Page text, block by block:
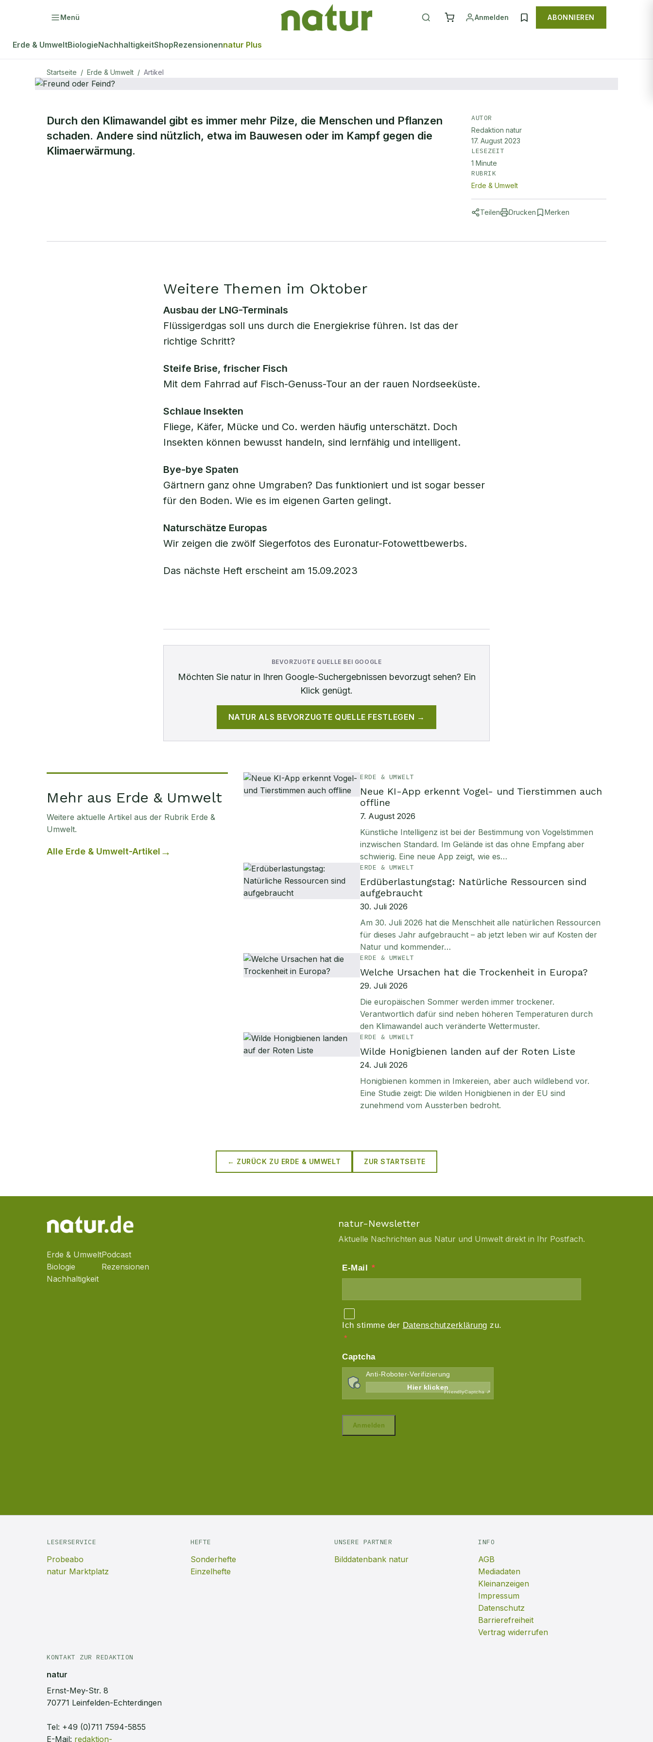
Menü Anmelden ABONNIEREN
Erde & UmweltBiologieNachhaltigkeitShopRezensionennatur Plus
Startseite / Erde & Umwelt / Artikel
ERDE & UMWELT
Freund oder
Durch den Klimawandel gibt es immer mehr Pilze, die Menschen und Pflanzen
schaden. Andere sind nützlich, etwa im Bauwesen oder im Kampf gegen die
Klimaerwärmung.
AUTOR
Redaktion natur
17. August 2023
LESEZEIT
1 Minute
RUBRIK
Erde & Umwelt
Teilen Drucken Merken
Weitere Themen im Oktober
Ausbau der LNG-Terminals
Flüssigerdgas soll uns durch die Energiekrise führen. Ist das der
richtige Schritt?
Steife Brise, frischer Fisch
Mit dem Fahrrad auf Fisch-Genuss-Tour an der rauen Nordseeküste.
Schlaue Insekten
Fliege, Käfer, Mücke und Co. werden häufig unterschätzt. Doch
Insekten können bewusst handeln, sind lernfähig und intelligent.
Bye-bye Spaten
Gärtnern ganz ohne Umgraben? Das funktioniert und ist sogar besser
für den Boden. Wie es im eigenen Garten gelingt.
Naturschätze Europas
Wir zeigen die zwölf Siegerfotos des Euronatur-Fotowettbewerbs.
Das nächste Heft erscheint am 15.09.2023
BEVORZUGTE QUELLE BEI GOOGLE
Möchten Sie naturin Ihren Google-Suchergebnissen bevorzugt sehen? Ein
Klick genügt.
NATUR ALS BEVORZUGTE QUELLE FESTLEGEN →
Mehr aus Erde & Umwelt
Weitere aktuelle Artikel aus der Rubrik Erde &
Umwelt.
Alle Erde & Umwelt-Artikel
ERDE & UMWELT
Neue KI-App erkennt Vogel- und Tierstimmen auch
offline
7. August 2026
Künstliche Intelligenz ist bei der Bestimmung von Vogelstimmen
inzwischen Standard. Im Gelände ist das ohne Empfang aber
schwierig. Eine neue App zeigt, wie es…
ERDE & UMWELT
Erdüberlastungstag: Natürliche Ressourcen sind
aufgebraucht
30. Juli 2026
Am 30. Juli 2026 hat die Menschheit alle natürlichen Ressourcen
für dieses Jahr aufgebraucht – ab jetzt leben wir auf Kosten der
Natur und kommender…
ERDE & UMWELT
Welche Ursachen hat die Trockenheit in Europa?
29. Juli 2026
Die europäischen Sommer werden immer trockener.
Verantwortlich dafür sind neben höheren Temperaturen durch
den Klimawandel auch veränderte Wettermuster.
ERDE & UMWELT
Wilde Honigbienen landen auf der Roten Liste
24. Juli 2026
Honigbienen kommen in Imkereien, aber auch wildlebend vor.
Eine Studie zeigt: Die wilden Honigbienen in der EU sind
zunehmend vom Aussterben bedroht.
← ZURÜCK ZU ERDE & UMWELT ZUR STARTSEITE
Erde & Umwelt
Biologie
Nachhaltigkeit
Podcast
Rezensionen
natur-Newsletter
Aktuelle Nachrichten aus Natur und Umwelt direkt in Ihr Postfach.
LESERSERVICE
Probeabo
natur Marktplatz
HEFTE
Sonderhefte
Einzelhefte
UNSERE PARTNER
Bilddatenbank natur
INFO
AGB
Mediadaten
Kleinanzeigen
Impressum
Datenschutz
Barrierefreiheit
Vertrag widerrufen
KONTAKT ZUR REDAKTION
natur
Ernst-Mey-Str. 8
70771 Leinfelden-Echterdingen
Tel: +49 (0)711 7594-5855
E-Mail: redaktion-